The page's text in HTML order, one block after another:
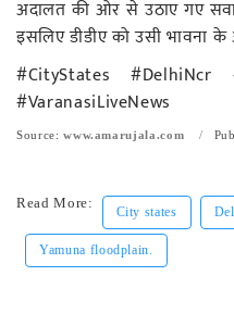
अदालत की ओर से उठाए गए
इसलिए डीडीए को उसी भावना के
#CityStates #DelhiNcr
#VaranasiLiveNews
Source:www.amarujala.com
Read More:
City states
Yamuna floodplain.